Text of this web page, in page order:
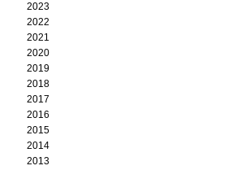
2023
2022
2021
2020
2019
2018
2017
2016
2015
2014
2013